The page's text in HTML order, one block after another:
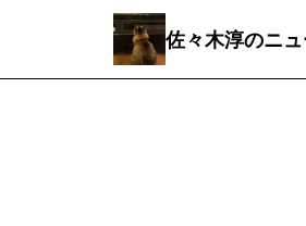
佐々木淳のニ